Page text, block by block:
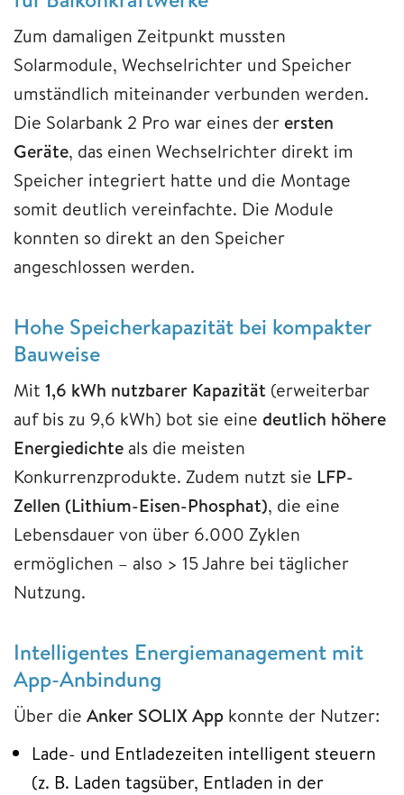
Zum damaligen Zeitpunkt mussten
Solarmodule, Wechselrichter und Speicher
umständlich miteinander verbunden werden.
Die Solarbank 2 Pro war eines der ersten
Geräte, das einen Wechselrichter direkt im
Speicher integriert hatte und die Montage
somit deutlich vereinfachte. Die Module
konnten so direkt an den Speicher
angeschlossen werden.
Hohe Speicherkapazität bei kompakter
Bauweise
Mit 1,6 kWh nutzbarer Kapazität (erweiterbar
auf bis zu 9,6 kWh) bot sie eine deutlich höhere
Energiedichte als die meisten
Konkurrenzprodukte. Zudem nutzt sie LFP-
Zellen (Lithium-Eisen-Phosphat), die eine
Lebensdauer von über 6.000 Zyklen
ermöglichen – also > 15 Jahre bei täglicher
Nutzung.
Intelligentes Energiemanagement mit
App-Anbindung
Über die Anker SOLIX App konnte der Nutzer:
Lade- und Entladezeiten intelligent steuern
(z. B. Laden tagsüber, Entladen in der